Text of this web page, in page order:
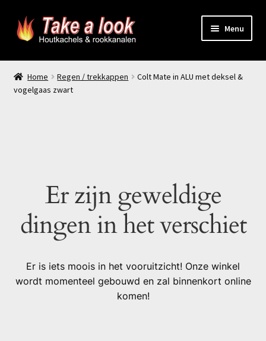
Ga
door
Ga
naar
Menu
Home
Prijsindicatie rookkanaal
Producten
Home Regen / trekkappen
Colt Mate in ALU met deksel &
vogelgaas zwart
Er zijn geweldige
dingen in het verschiet
Er is iets moois in het vooruitzicht! Onze winkel
wordt momenteel gebouwd en zal binnenkort online
komen!